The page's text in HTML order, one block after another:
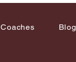
Coaches Blog